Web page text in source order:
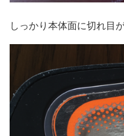
しっかり本体面に切れ目